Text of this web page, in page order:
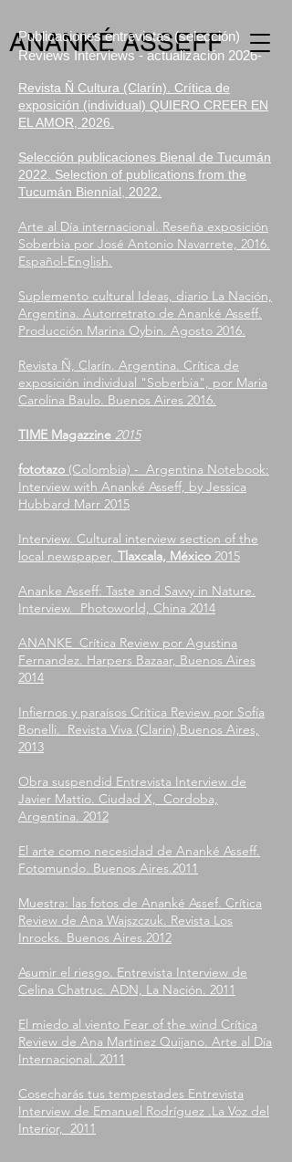
ANANKÉ ASSEFF
Publicaciones entrevistas (selección)
Reviews Interviews - actualización 2026-
Revista Ñ Cultura (Clarín). Crítica de
exposición (individual) QUIERO CREER EN
EL AMOR, 2026.​
Selección publicaciones Bienal de Tucumán
2022. Selection of publications from the
Tucumán Biennial, 2022.​
Arte al Día internacional. Reseña exposición
Soberbia por José Antonio Navarrete, 2016.
Español-English.
Suplemento cultural Ideas, diario La Nación,
Argentina. Autorretrato de Ananké Asseff.
Producción Marina Oybin. Agosto 2016.
Revista Ñ, Clarín. Argentina. Crítica de
exposición individual "Soberbia", por Maria
Carolina Baulo. Buenos Aires 2016.
TIME Magazzine 2015
fototazo (Colombia) - Argentina Notebook:
Interview with Ananké Asseff, by Jessica
Hubbard Marr 2015
Interview. Cultural interview section of the
local newspaper, Tlaxcala, México 2015
Ananke Asseff: Taste and Savvy in Nature.
Interview. Photoworld, China 2014
ANANKE Crítica Review por Agustina
Fernandez. Harpers Bazaar, Buenos Aires
2014
Infiernos y paraísos Crítica Review por Sofía
Bonelli. Revista Viva (Clarin),Buenos Aires,
2013
Obra suspendid Entrevista Interview de
Javier Mattio. Ciudad X, Cordoba,
Argentina. 2012
El arte como necesidad de Ananké Asseff.
Fotomundo. Buenos Aires.2011
Muestra: las fotos de Ananké Assef. Crítica
Review de Ana Wajszczuk. Revista Los
Inrocks. Buenos Aires.2012
Asumir el riesgo. Entrevista Interview de
Celina Chatruc. ADN, La Nación. 2011
El miedo al viento Fear of the wind Crítica
Review de Ana Martinez Quijano. Arte al Día
Internacional. 2011
Cosecharás tus tempestades Entrevista
Interview de Emanuel Rodríguez .La Voz del
Interior, 2011